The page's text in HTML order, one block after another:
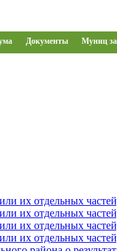
Документы Муниц
их отдельных
их отдельных
их отдельных
их отдельных